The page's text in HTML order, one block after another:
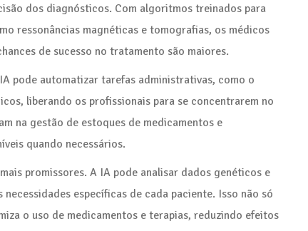
dos diagnósticos. Com algoritmos treinados para
ressonâncias magnéticas e tomografias, os médicos
de sucesso no tratamento são maiores.
pode automatizar tarefas administrativas, como o
liberando os profissionais para se concentrarem no
na gestão de estoques de medicamentos e
quando necessários.
promissores. A IA pode analisar dados genéticos e
específicas de cada paciente. Isso não só
o uso de medicamentos e terapias, reduzindo efeitos